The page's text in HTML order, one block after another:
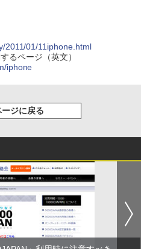
2011/01/11iphone.html
るページ（英文）
iphone
ージに戻る